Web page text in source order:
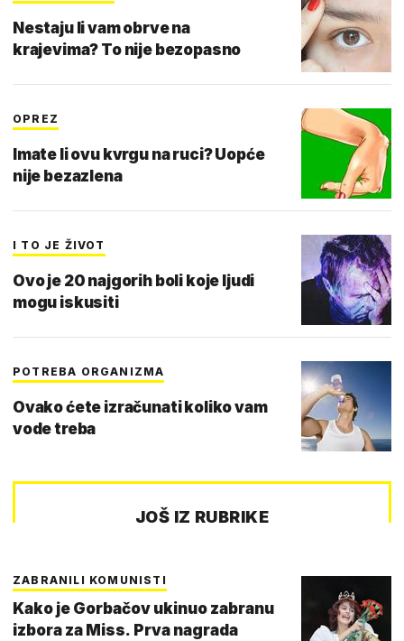
Nestaju li vam obrve na
krajevima? To nije bezopasno
OPREZ
Imate li ovu kvrgu na ruci? Uopće
nije bezazlena
I TO JE ŽIVOT
Ovo je 20 najgorih boli koje ljudi
mogu iskusiti
POTREBA ORGANIZMA
Ovako ćete izračunati koliko vam
vode treba
JOŠ IZ RUBRIKE
ZABRANILI KOMUNISTI
Kako je Gorbačov ukinuo zabranu
izbora za Miss. Prva nagrada